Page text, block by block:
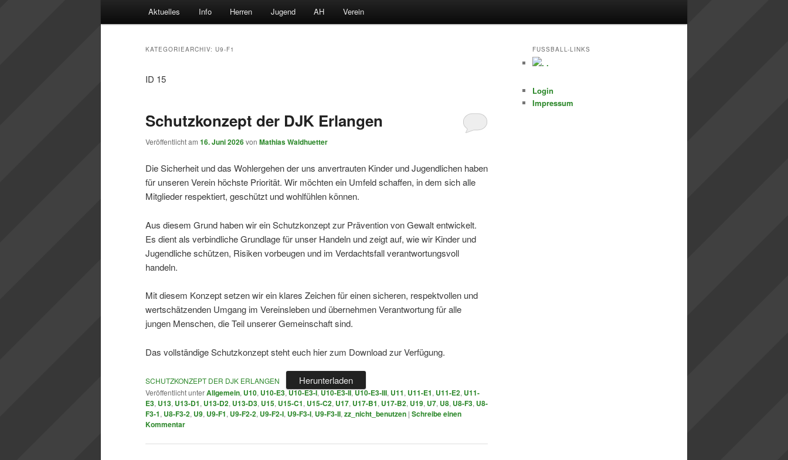
Aktuelles Info Herren Jugend AH Verein
KATEGORIEARCHIV: U9-F1
ID 15
Schutzkonzept der DJK Erlangen
Veröffentlicht am 16. Juni 2026von Mathias Waldhuetter
Die Sicherheit und das Wohlergehen der uns anvertrauten Kinder und Jugendlichen haben
für unseren Verein höchste Priorität. Wir möchten ein Umfeld schaffen, in dem sich alle
Mitglieder respektiert, geschützt und wohlfühlen können.
Aus diesem Grund haben wir ein Schutzkonzept zur Prävention von Gewalt entwickelt.
Es dient als verbindliche Grundlage für unser Handeln und zeigt auf, wie wir Kinder und
Jugendliche schützen, Risiken vorbeugen und im Verdachtsfall verantwortungsvoll
handeln.
Mit diesem Konzept setzen wir ein klares Zeichen für einen sicheren, respektvollen und
wertschätzenden Umgang im Vereinsleben und übernehmen Verantwortung für alle
jungen Menschen, die Teil unserer Gemeinschaft sind.
Das vollständige Schutzkonzept steht euch hier zum Download zur Verfügung.
SCHUTZKONZEPT DER DJK ERLANGEN Herunterladen
Veröffentlicht unterAllgemein, U10, U10-E3,U10-E3-I,U10-E3-II,U10-E3-III, U11, U11-E1, U11-E2, U11-
E3, U13, U13-D1, U13-D2, U13-D3, U15, U15-C1, U15-C2, U17, U17-B1, U17-B2, U19, U7, U8, U8-F3, U8-
F3-1, U8-F3-2, U9, U9-F1, U9-F2-2, U9-F2-I, U9-F3-I, U9-F3-II, zz_nicht_benutzen | Schreibe einen
Kommentar
FUSSBALL-LINKS
.
Login
Impressum